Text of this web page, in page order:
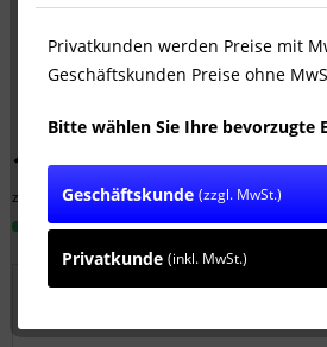
1.399,00 € *
zzgl. MwSt.zzgl. Versandkosten
Sofort versandfertig, Lieferzeit ca.
Privatkunden werden Preise mit
Geschäftskunden Preise ohne
Bitte wählen Sie Ihre bevorzugte
Geschäftskunde (zzgl. MwSt.)
Privatkunde (inkl. MwSt.)